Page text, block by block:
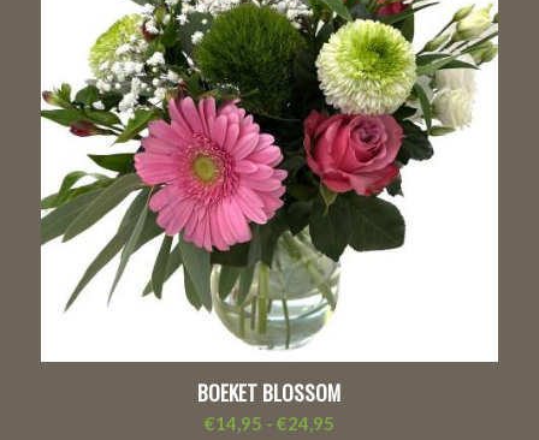
BOEKET BLOSSOM
€14,95 - €24,95Prijsklasse: